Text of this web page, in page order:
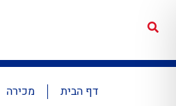
דף הבית מכירה